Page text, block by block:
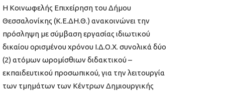
Η Κοινωφελής Επιχείρηση του Δήμου
Θεσσαλονίκης (Κ.Ε.ΔΗ.Θ.) ανακοινώνει την
πρόσληψη με σύμβαση εργασίας ιδιωτικού
δικαίου ορισμένου χρόνου Ι.Δ.Ο.Χ. συνολικά δύο
(2) ατόμων ωρομίσθιων διδακτικού –
εκπαιδευτικού προσωπικού, για την λειτουργία
των τμημάτων των Κέντρων Δημιουργικής